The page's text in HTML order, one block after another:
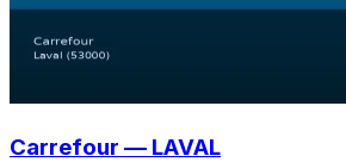
Carrefour — LAVAL